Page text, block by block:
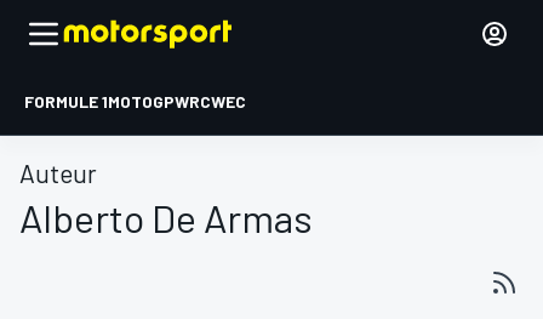
FORMULE 1MOTOGPWRCWEC
Auteur
Alberto De Armas